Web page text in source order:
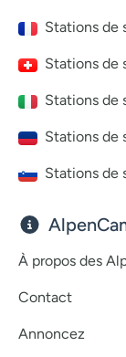
Stations de
Stations de
Stations de
Stations de
Stations de
À propos des
Contact
Annoncez